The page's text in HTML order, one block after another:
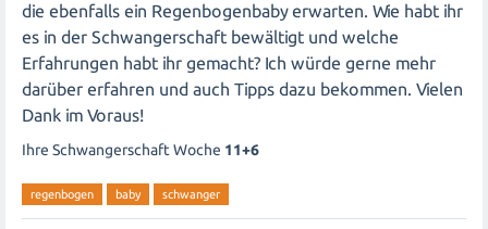
die ebenfalls ein Regenbogenbaby erwarten. Wie habt ihr
es in der Schwangerschaft bewältigt und welche
Erfahrungen habt ihr gemacht? Ich würde gerne mehr
darüber erfahren und auch Tipps dazu bekommen. Vielen
Dank im Voraus!
Ihre Schwangerschaft Woche 11+6
regenbogen baby schwanger